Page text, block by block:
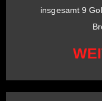
insgesamt 9